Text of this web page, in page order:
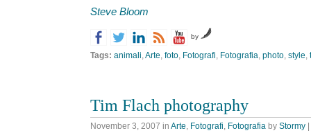
Steve Bloom
by
Tags: animali Arte foto Fotografi Fotografia photo style
Tim Flach photography
November 3, 2007 in Arte Fotografi Fotografia by Stormy |